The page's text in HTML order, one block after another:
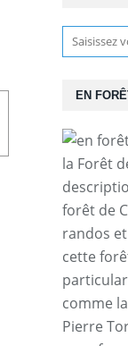
EN
la Forêt
forêt de
randos
cette
comme
Pierre